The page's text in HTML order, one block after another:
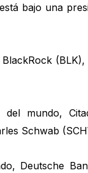
bajo una
mundo,
Schwab
Deutsche